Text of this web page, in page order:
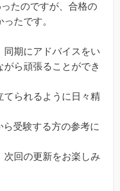
たのですが、合格の
たです。
同期にアドバイスをい
ら頑張ることができ
てられるように日々精
受験する方の参考に
次回の更新をお楽しみ